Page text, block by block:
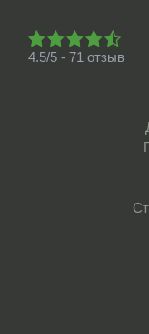
4.5/5 - 71 отзыв